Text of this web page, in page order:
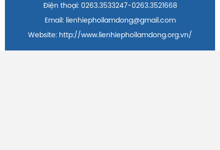
Điện thoại: 0263.3533247-0263.3521668
Email: lienhiephoilamdong@gmail.com
Website: http://www.lienhiephoilamdong.org.vn/